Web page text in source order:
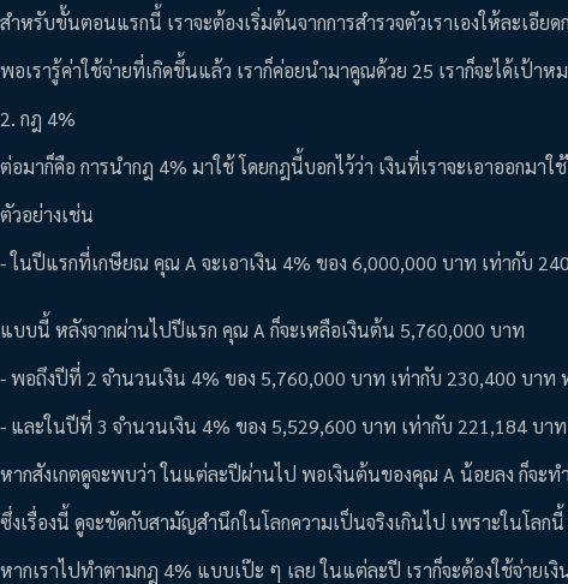
สำหรับขั้นตอนแรกนี้ เราจะต้องเริ่มต้นจากการสำรวจตัวเราเองให้ละเอีย
พอเรารู้ค่าใช้จ่ายที่เกิดขึ้นแล้ว เราก็ค่อยนำมาคูณด้วย 25 เราก็จะได้เป้า
2. กฎ 4%
ต่อมาก็คือ การนำกฎ 4% มาใช้ โดยกฎนี้บอกไว้ว่า เงินที่เราจะเอาออกม
ตัวอย่างเช่น
- ในปีแรกที่เกษียณ คุณ A จะเอาเงิน 4% ของ 6,000,000 บาท เท่ากับ
แบบนี้ หลังจากผ่านไปปีแรก คุณ A ก็จะเหลือเงินต้น 5,760,000 บาท
- พอถึงปีที่ 2 จำนวนเงิน 4% ของ 5,760,000 บาท เท่ากับ 230,400 บาท
- และในปีที่ 3 จำนวนเงิน 4% ของ 5,529,600 บาท เท่ากับ 221,184 บา
หากสังเกตดูจะพบว่า ในแต่ละปีผ่านไป พอเงินต้นของคุณ A น้อยลง ก็จะ
ซึ่งเรื่องนี้ ดูจะขัดกับสามัญสำนึกในโลกความเป็นจริงเกินไป เพราะในโล
หากเราไปทำตามกฎ 4% แบบเป๊ะ ๆ เลย ในแต่ละปี เราก็จะต้องใช้จ่ายเ